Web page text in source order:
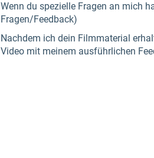
Wenn du spezielle Fragen an mich
Fragen/Feedback)
Nachdem ich dein Filmmaterial
Video mit meinem ausführlichen